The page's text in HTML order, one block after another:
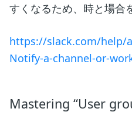
すくなるため、時と場合
https://slack.com/help/
Notify-a-channel-or-
Mastering “User